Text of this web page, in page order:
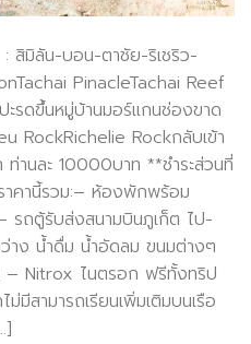
สิมิลัน-บอน-ตาชัย-ริเชริว-
PinacleTachai Reef
รดขึ้นหมู่บ้านมอร์แกนช่องขาด
RockRichelie Rockกลับเข้า
านละ 10000บาท **ชำระส่วนที่
าคานี้รวม:– ห้องพักพร้อม
รถตู้รับส่งสนามบินภูเก็ต ไป-
าง น้ำดื่ม น้ำอัดลม ขนมต่างๆ
– Nitrox ไนตรอก ฟรีทั้งทริป
มีสามารถเรียนเพิ่มเติมบนเรือ